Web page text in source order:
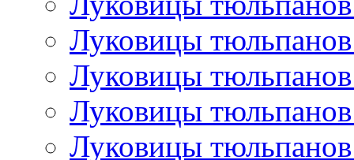
Луковицы
Луковицы
Луковицы
Луковицы